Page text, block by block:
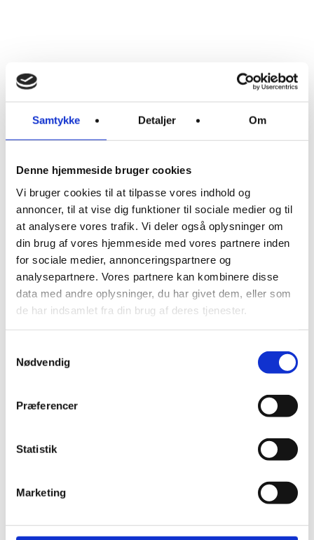
Samtykke Detaljer Om
Denne hjemmeside bruger cookies
Vi bruger cookies til at tilpasse vores indhold og
annoncer, til at vise dig funktioner til sociale medier og til
at analysere vores trafik. Vi deler også oplysninger om
din brug af vores hjemmeside med vores partnere inden
for sociale medier, annonceringspartnere og
analysepartnere. Vores partnere kan kombinere disse
data med andre oplysninger, du har givet dem, eller som
de har indsamlet fra din brug af deres tjenester.
Nødvendig
Præferencer
Statistik
Marketing